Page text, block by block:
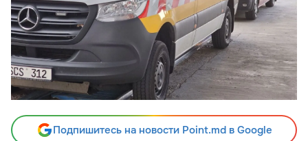
Подпишитесь на новости Point.md в Google